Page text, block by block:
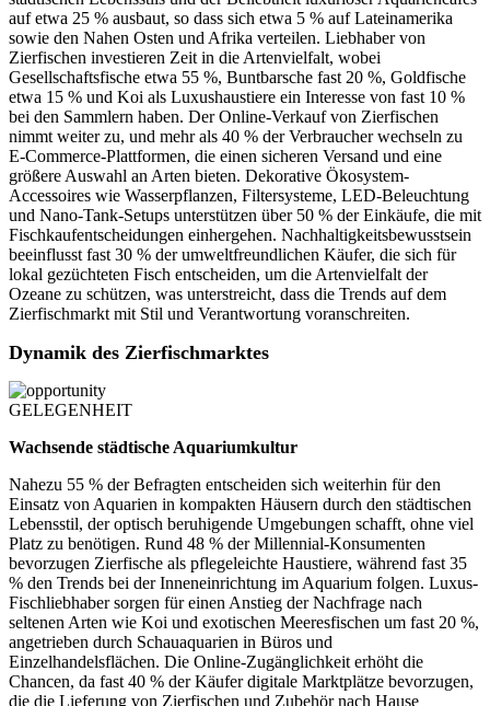
auf etwa 25 % ausbaut, so dass sich etwa 5 % auf Lateinamerika
sowie den Nahen Osten und Afrika verteilen. Liebhaber von
Zierfischen investieren Zeit in die Artenvielfalt, wobei
Gesellschaftsfische etwa 55 %, Buntbarsche fast 20 %, Goldfische
etwa 15 % und Koi als Luxushaustiere ein Interesse von fast 10 %
bei den Sammlern haben. Der Online-Verkauf von Zierfischen
nimmt weiter zu, und mehr als 40 % der Verbraucher wechseln zu
E-Commerce-Plattformen, die einen sicheren Versand und eine
größere Auswahl an Arten bieten. Dekorative Ökosystem-
Accessoires wie Wasserpflanzen, Filtersysteme, LED-Beleuchtung
und Nano-Tank-Setups unterstützen über 50 % der Einkäufe, die mit
Fischkaufentscheidungen einhergehen. Nachhaltigkeitsbewusstsein
beeinflusst fast 30 % der umweltfreundlichen Käufer, die sich für
lokal gezüchteten Fisch entscheiden, um die Artenvielfalt der
Ozeane zu schützen, was unterstreicht, dass die Trends auf dem
Zierfischmarkt mit Stil und Verantwortung voranschreiten.
Dynamik des Zierfischmarktes
GELEGENHEIT
Wachsende städtische Aquariumkultur
Nahezu 55 % der Befragten entscheiden sich weiterhin für den
Einsatz von Aquarien in kompakten Häusern durch den städtischen
Lebensstil, der optisch beruhigende Umgebungen schafft, ohne viel
Platz zu benötigen. Rund 48 % der Millennial-Konsumenten
bevorzugen Zierfische als pflegeleichte Haustiere, während fast 35
% den Trends bei der Inneneinrichtung im Aquarium folgen. Luxus-
Fischliebhaber sorgen für einen Anstieg der Nachfrage nach
seltenen Arten wie Koi und exotischen Meeresfischen um fast 20 %,
angetrieben durch Schauaquarien in Büros und
Einzelhandelsflächen. Die Online-Zugänglichkeit erhöht die
Chancen, da fast 40 % der Käufer digitale Marktplätze bevorzugen,
die die Lieferung von Zierfischen und Zubehör nach Hause